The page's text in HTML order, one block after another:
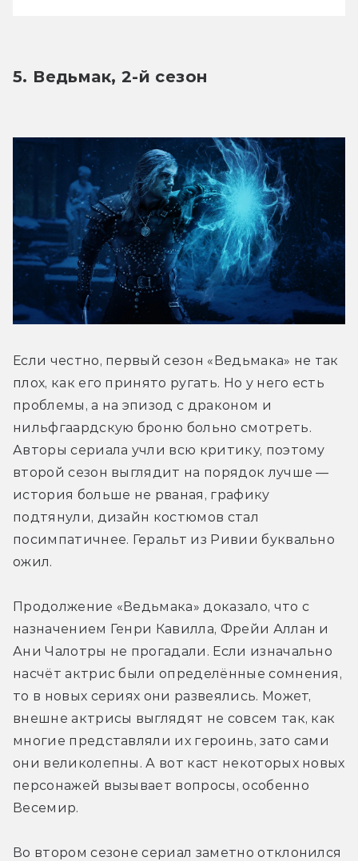
5. Ведьмак, 2-й сезон
Если честно, первый сезон «Ведьмака» не так
плох, как его принято ругать. Но у него есть
проблемы, а на эпизод с драконом и
нильфгаардскую броню больно смотреть.
Авторы сериала учли всю критику, поэтому
второй сезон выглядит на порядок лучше —
история больше не рваная, графику
подтянули, дизайн костюмов стал
посимпатичнее. Геральт из Ривии буквально
ожил.
Продолжение «Ведьмака» доказало, что с
назначением Генри Кавилла, Фрейи Аллан и
Ани Чалотры не прогадали. Если изначально
насчёт актрис были определённые сомнения,
то в новых сериях они развеялись. Может,
внешне актрисы выглядят не совсем так, как
многие представляли их героинь, зато сами
они великолепны. А вот каст некоторых новых
персонажей вызывает вопросы, особенно
Весемир.
Во втором сезоне сериал заметно отклонился